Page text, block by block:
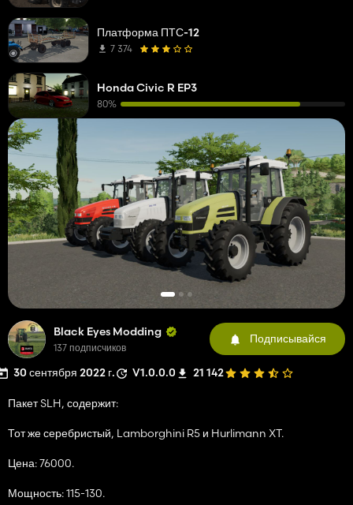
Black Eyes Modding
137 подписчиков
Подписывайся
30 сентября 2022 г. V1.0.0.0 21 142
Пакет SLH, содержит:
Тот же серебристый, Lamborghini R5 и Hurlimann XT.
Цена: 76000.
Мощность: 115-130.
Платформа ПТС-12
7 374
Honda Civic R EP3
80%